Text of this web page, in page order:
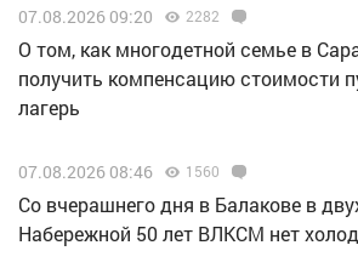
07.08.2026 09:20 2282
О том, как многодетной семье в
получить компенсацию стоимости
лагерь
07.08.2026 08:46 1560
Со вчерашнего дня в Балакове в
Набережной 50 лет ВЛКСМ нет